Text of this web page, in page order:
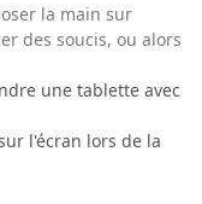
la main sur
des soucis, ou alors
une tablette avec
l'écran lors de la